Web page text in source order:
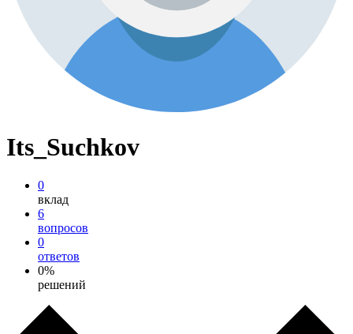
Its_Suchkov
0
вклад
6
вопросов
0
ответов
0%
решений